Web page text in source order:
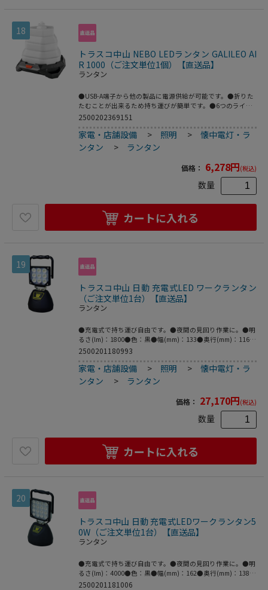
18
トラスコ中山 NEBO LEDランタン GALILEO AI
R 1000（ご注文単位1個）【直送品】
ランタン
●USB-A端子から他の製品に電源供給が可能です。●折りた
たむことが出来るため持ち運びが簡単です。●6つのライト
モードがあります。●吊り下げ用のフックが付いています。
スモークグレー●幅(mm)：140●奥行(mm)：140●高さ
(mm)：140●電源(V)：5●最大点灯時間(h)：10●保護等
級：IPX4●外径(mm)：140●全長(mm)：140●充電時間
(分)：120●ハイ(1000lm):1時間/20m●ミディアム(500lm):5
時間/14m●ロー(100lm):10時間/6m●ストロボ(500lm):2.5時
間/14m●赤色(40lm):5時間/5m●赤ストロボ(40lm):5時
間/5m●折りたたみ可能です。●USB充電です。●ABS樹脂●
2500202369151
家電・店舗設備 > 照明 >懐中電灯・ラ
ンタン
> ランタン
価格： 6,278円(税込)
数量
カートに入れる
19
トラスコ中山 日動 充電式LED ワークランタン
（ご注文単位1台）【直送品】
ランタン
●充電式で持ち運び自由です。●夜間の見回り作業に。●明
るさ(lm)：1800●色：黒●幅(mm)：133●奥行(mm)：116●
高さ(mm)：262●電源(V)：リチウムイオン充電池(付
チウムイオン充電池(付属)7.4V8.8A●充電時間(h)：5●球寿
命(時間)：40000●照射角(°)：60●電源：リチウムイオンバ
ッテリー(付属)●充電時間：5時間●点灯時間：強4.5時間/弱
11.5時間●底面マグネット付●点灯パターン：強→弱
→SOS→点滅●使用環境温度：-20～50℃●充電式●1m照度
(Lx)：強：1930／弱：900●屋内型●ACアダプター●シガー
2500201180993
家電・店舗設備 > 照明 >懐中電灯・ラ
ンタン
> ランタン
価格： 27,170円(税込)
数量
カートに入れる
20
トラスコ中山 日動 充電式LEDワークランタン5
0W（ご注文単位1台）【直送品】
ランタン
●充電式で持ち運び自由です。●夜間の見回り作業に。●明
るさ(lm)：4000●色：黒●幅(mm)：162●奥行(mm)：138●
高さ(mm)：312●電源(V)：リチウムイオン充電池(付
2500201181006